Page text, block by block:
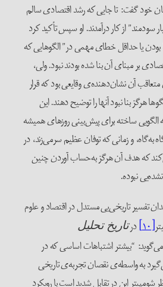
خود گفت: تا جایی که رشد اقتصادی سالم
سودمند” از کار درآمدند. او سپس تأکید کرد
بودن یا حداقل خطای مهمی در” الگوهایی که
بر مبنای آن بنا شده بودند نبود. ولی،
آن نشان‌دهنده‌ی وقایعی بود که قرار
هرگز بنا نبود آنها را توضیح دهند. این
ساخته برای پیش‌بینی روزهای همیشه
به‌گاه، و زمانی که توفان عظیم سر‌می‌زند، در
که هدف آن هرگز به‌حساب آوردن چنین
نبوده.
تفسیر تاریخی‌یی مستدل در اقتصاد و علوم
[۱۰] درتاریخ تحلیل
“بیشتر اشتباهات اساسی که در
به واسطه‌ی نقصان تجربه‌ی‌ تاریخی
شومپیتر این در تقابل شدید است با رویکرد